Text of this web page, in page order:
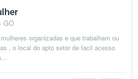
GO
organizadas e que trabalham ou
, o local do apto setor de facil acesso